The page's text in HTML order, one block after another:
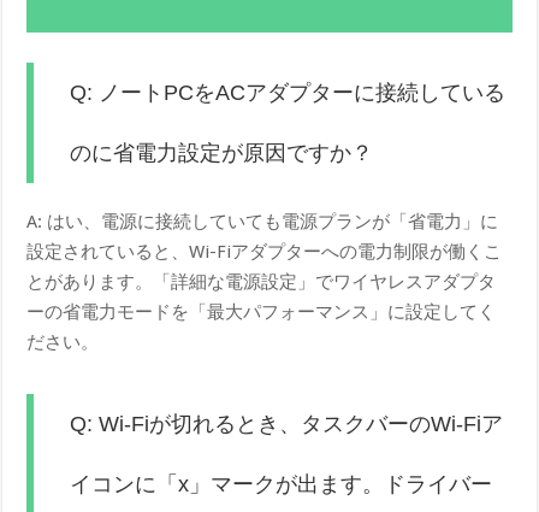
Q: ノートPCをACアダプターに接続している
のに省電力設定が原因ですか？
A: はい、電源に接続していても電源プランが「省電力」に
設定されていると、Wi-Fiアダプターへの電力制限が働くこ
とがあります。「詳細な電源設定」でワイヤレスアダプタ
ーの省電力モードを「最大パフォーマンス」に設定してく
ださい。
Q: Wi-Fiが切れるとき、タスクバーのWi-Fiア
イコンに「x」マークが出ます。ドライバー